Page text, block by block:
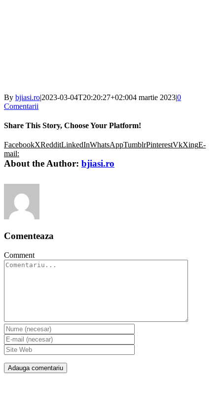
By bjiasi.ro|2023-03-04T20:20:27+02:004 martie 2023|0
Comentarii
Share This Story, Choose Your Platform!
FacebookXRedditLinkedInWhatsAppTumblrPinterestVkXingE-
mail:
About the Author: bjiasi.ro
Comenteaza
Comment